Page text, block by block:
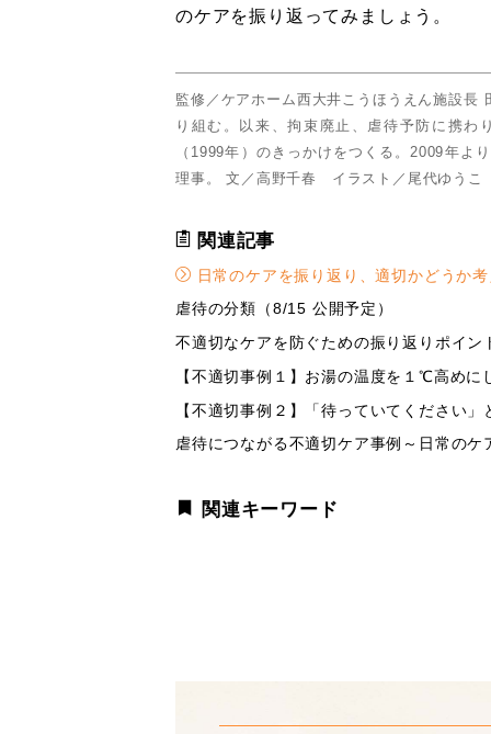
のケアを振り返ってみましょう。
監修／ケアホーム西大井こうほうえん施設長
り組む。以来、拘束廃止、虐待予防に携わ
（1999年）のきっかけをつくる。2009年よ
理事。 文／高野千春 イラスト／尾代ゆうこ
関連記事
日常のケアを振り返り、適切かどうか
虐待の分類（8/15 公開予定）
不適切なケアを防ぐための振り返りポイ
【不適切事例１】お湯の温度を１℃高め
【不適切事例２】「待っていてください
虐待につながる不適切ケア事例～日常の
関連キーワード